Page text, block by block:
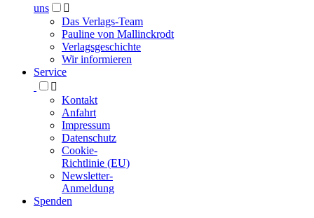
uns

Das Verlags-Team
Pauline von Mallinckrodt
Verlagsgeschichte
Wir informieren
Service

Kontakt
Anfahrt
Impressum
Datenschutz
Cookie-
Richtlinie (EU)
Newsletter-
Anmeldung
Spenden